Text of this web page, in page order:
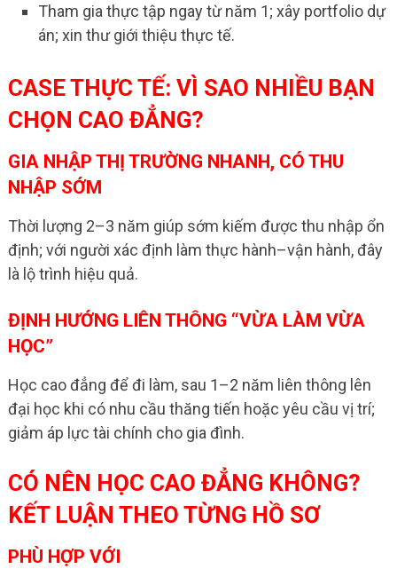
Tham gia thực tập ngay từ năm 1; xây portfolio dự
án; xin thư giới thiệu thực tế.
CASE THỰC TẾ: VÌ SAO NHIỀU BẠN
CHỌN CAO ĐẲNG?
GIA NHẬP THỊ TRƯỜNG NHANH, CÓ THU
NHẬP SỚM
Thời lượng 2–3 năm giúp sớm kiếm được thu nhập ổn
định; với người xác định làm thực hành–vận hành, đây
là lộ trình hiệu quả.
ĐỊNH HƯỚNG LIÊN THÔNG “VỪA LÀM VỪA
HỌC”
Học cao đẳng để đi làm, sau 1–2 năm liên thông lên
đại học khi có nhu cầu thăng tiến hoặc yêu cầu vị trí;
giảm áp lực tài chính cho gia đình.
CÓ NÊN HỌC CAO ĐẲNG KHÔNG?
KẾT LUẬN THEO TỪNG HỒ SƠ
PHÙ HỢP VỚI